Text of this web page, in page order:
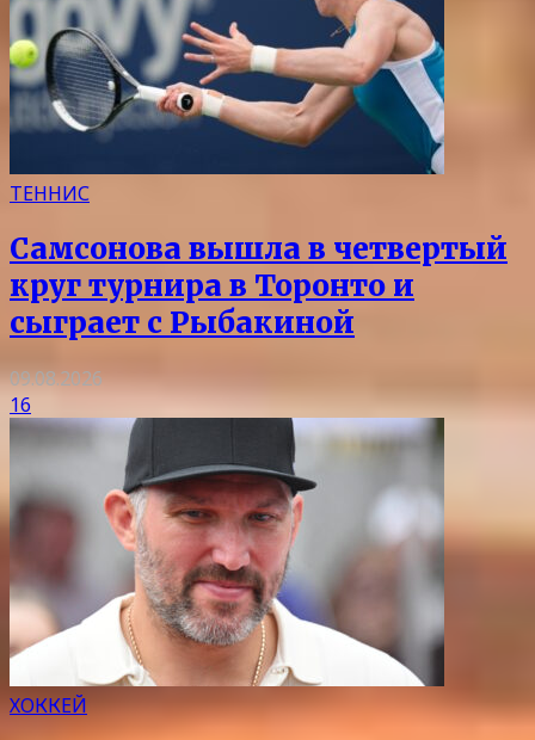
ТЕННИС
Самсонова вышла в четвертый
круг турнира в Торонто и
сыграет с Рыбакиной
09.08.2026
16
ХОККЕЙ